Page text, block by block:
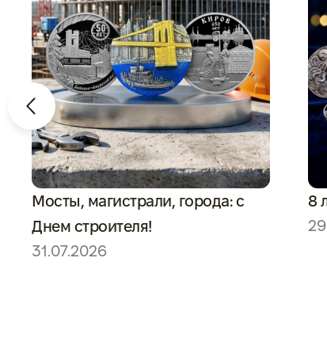
Мосты, магистрали, города: с
Днем строителя!
31.07.2026
8